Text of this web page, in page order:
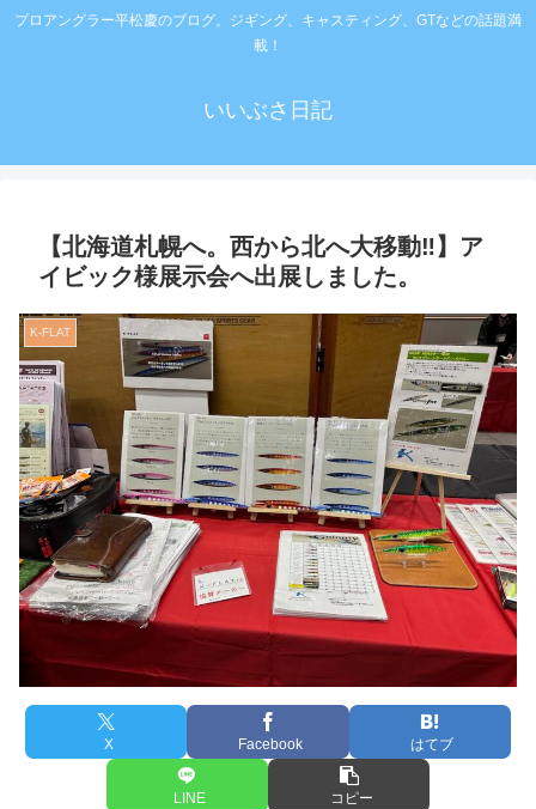
プロアングラー平松慶のブログ。ジギング、キャスティング、GTなどの話題満
載！
いいぶさ日記
【北海道札幌へ。西から北へ大移動‼️】ア
イビック様展示会へ出展しました。
K-FLAT
X Facebook はてブ
LINE コピー